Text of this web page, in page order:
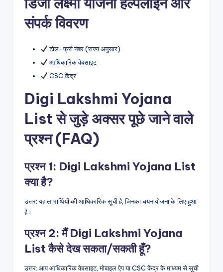
संपर्क विवरण
टोल-फ्री नंबर (राज्य अनुसार)
आधिकारिक वेबसाइट
CSC केंद्र
Digi Lakshmi Yojana
List से जुड़े अक्सर पूछे जाने वाले
प्रश्न (FAQ)
प्रश्न 1: Digi Lakshmi Yojana List
क्या है?
उत्तर: यह लाभार्थियों की आधिकारिक सूची है, जिनका चयन योजना के लिए हुआ
है।
प्रश्न 2: मैं Digi Lakshmi Yojana
List कैसे देख सकता/सकती हूँ?
उत्तर: आप आधिकारिक वेबसाइट, मोबाइल ऐप या CSC केंद्र के माध्यम से सूची